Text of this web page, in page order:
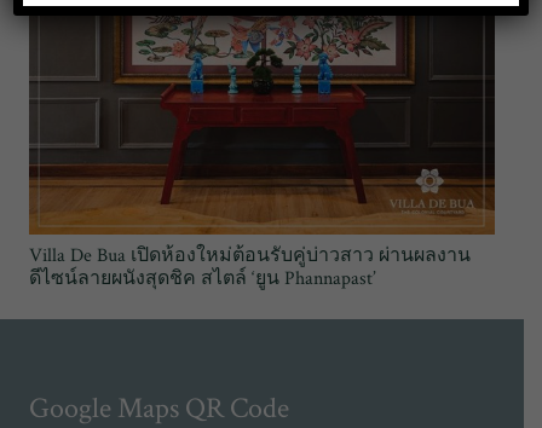
Villa De Bua เปิดห้องใหม่ต้อนรับคู่บ่าวสาว ผ่านผลงาน
ดีไซน์ลายผนังสุดชิค สไตล์ ‘ยูน Phannapast’
Google Maps QR Code